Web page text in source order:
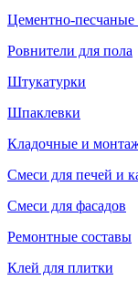
Цементно-песчаные
Ровнители для пола
Штукатурки
Шпаклевки
Кладочные и
Смеси для печей и
Смеси для фасадов
Ремонтные составы
Клей для плитки